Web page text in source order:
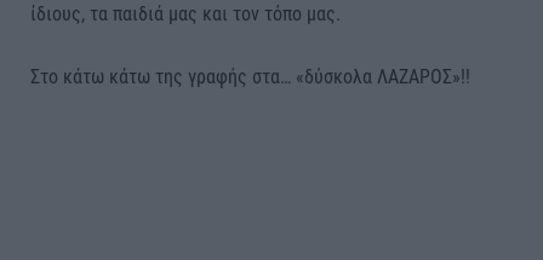
ίδιους, τα παιδιά μας και τον τόπο μας.
Στο κάτω κάτω της γραφής στα… «δύσκολα ΛΑΖΑΡΟΣ»!!